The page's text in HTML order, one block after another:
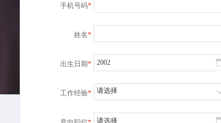
手机号码*
姓名*
出生日期*
工作经验* 请选择
请选择